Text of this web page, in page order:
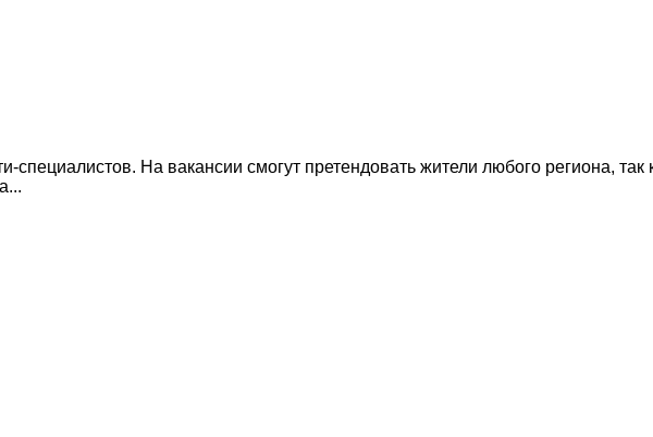
специалистов. На вакансии смогут претендовать жители любого региона, так